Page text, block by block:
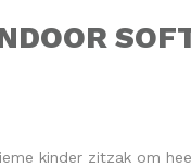
kinder zitzak om